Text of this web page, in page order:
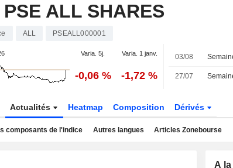
ALL SHARES
ALL PSEALL000001
Varia. 5j. Varia. 1 janv.
-0,06 % -1,72 %
03/08
27/07
Actualités Heatmap Composition Dérivés
composants de l'indice Autres langues Articles Zonebourse
A